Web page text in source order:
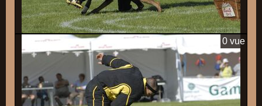
0 vue